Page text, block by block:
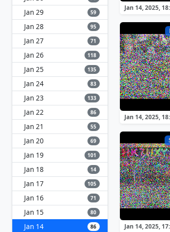
Jan 29 59
Jan 28 95
Jan 27 71
Jan 26 118
Jan 25 135
Jan 24 83
Jan 23 133
Jan 22 86
Jan 21 55
Jan 20 69
Jan 19 101
Jan 18 14
Jan 17 105
Jan 16 71
Jan 15 80
Jan 14 86
Jan 14, 2025,
Jan 14, 2025,
Jan 14, 2025,